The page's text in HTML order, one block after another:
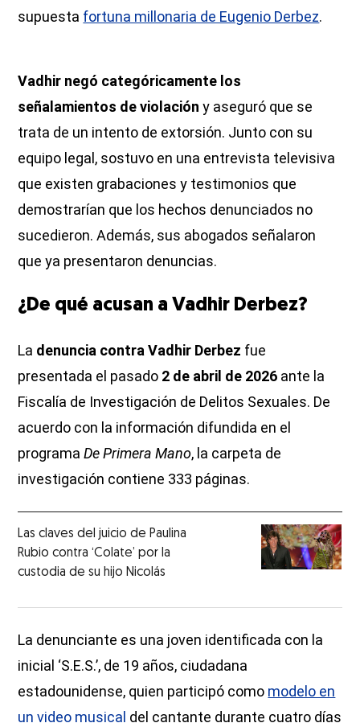
supuesta fortuna millonaria de Eugenio Derbez.
Vadhir negó categóricamente los
señalamientos de violacióny aseguró que se
trata de un intento de extorsión. Junto con su
equipo legal, sostuvo en una entrevista televisiva
que existen grabaciones y testimonios que
demostrarían que los hechos denunciados no
sucedieron. Además, sus abogados señalaron
que ya presentaron denuncias.
¿De qué acusan a Vadhir Derbez?
La denuncia contra Vadhir Derbez fue
presentada el pasado 2 de abril de 2026 ante la
Fiscalía de Investigación de Delitos Sexuales. De
acuerdo con la información difundida en el
programaDe Primera Mano, la carpeta de
investigación contiene 333 páginas.
Las claves del juicio de Paulina
Rubio contra ‘Colate’ por la
custodia de su hijo Nicolás
La denunciante es una joven identificada con la
inicial ‘S.E.S.’, de 19 años, ciudadana
estadounidense, quien participó como modelo en
un video musical del cantante durante cuatro días